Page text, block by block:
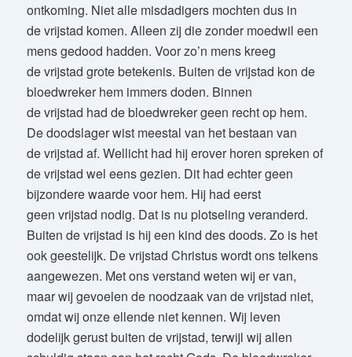
ontkoming. Niet alle misdadigers mochten dus in
de vrijstad komen. Alleen zij die zonder moedwil een
mens gedood hadden. Voor zo’n mens kreeg
de vrijstad grote betekenis. Buiten de vrijstad kon de
bloedwreker hem immers doden. Binnen
de vrijstad had de bloedwreker geen recht op hem.
De doodslager wist meestal van het bestaan van
de vrijstad af. Wellicht had hij erover horen spreken of
de vrijstad wel eens gezien. Dit had echter geen
bijzondere waarde voor hem. Hij had eerst
geen vrijstad nodig. Dat is nu plotseling veranderd.
Buiten de vrijstad is hij een kind des doods. Zo is het
ook geestelijk. De vrijstad Christus wordt ons telkens
aangewezen. Met ons verstand weten wij er van,
maar wij gevoelen de noodzaak van de vrijstad niet,
omdat wij onze ellende niet kennen. Wij leven
dodelijk gerust buiten de vrijstad, terwijl wij allen